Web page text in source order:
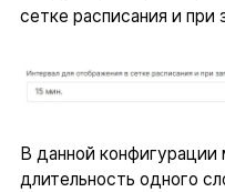
сетке расписания и при
В данной конфигурации
длительность одного